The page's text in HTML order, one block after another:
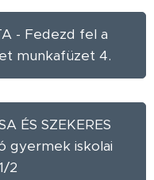
- Fedezd fel a
munkafüzet 4.
ÉS SZEKERES
gyermek iskolai
2